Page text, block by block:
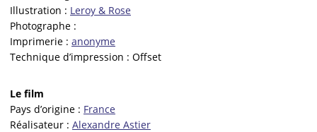
Illustration : Leroy & Rose
Photographe :
Imprimerie : anonyme
Technique d’impression : Offset
Le film
Pays d’origine : France
Réalisateur : Alexandre Astier